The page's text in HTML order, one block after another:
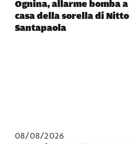
Ognina, allarme bomba a
casa della sorella di Nitto
Santapaola
08/08/2026